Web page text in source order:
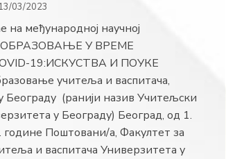
03/2023
на међународној научној
ОБРАЗОВАЊЕ У ВРЕМЕ
19:ИСКУСТВА И ПОУКЕ
учитеља и васпитача,
Београду (ранији назив Учитељски
у Београду) Београд, од 1.
године Поштовани/а, Факултет за
и васпитача Универзитета у